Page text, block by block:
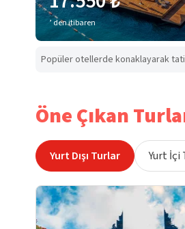
’ den itibaren
Popüler otellerde konaklayarak
Öne Çıkan
Yurt Dışı Turlar Yurt İçi